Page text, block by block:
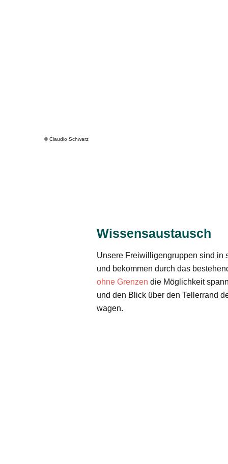
© Claudio Schwarz
Wissensaustausch
Unsere Freiwilligengruppen sind in
und bekommen durch das
ohne Grenzen die Möglichkeit
und den Blick über den Tellerrand
wagen.